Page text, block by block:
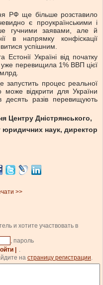
РФ ще більше розставило
є проукраїнськими і
гучними заявами, але й
в напрямку конфіскації
успішним.
Естонії Україні від початку
перевищила 1% ВВП цієї
запустить процес реальної
може відкрити для України
десять разів перевищують
Центру Дністрянського,
юридичних наук, директор
>>
и хотите участвовать в
, пароль
|
.
на страницу регистрации.